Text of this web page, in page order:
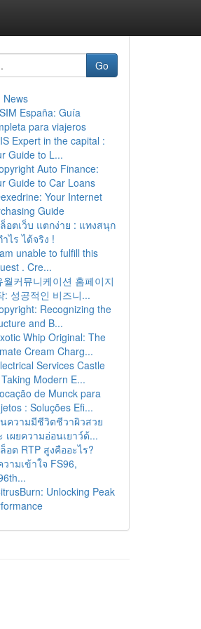
Go
News
España: Guía
para viajeros
Expert in the capital :
Guide to L...
Auto Finance:
Guide to Car Loans
Your Internet
Guide
อตเว็บ แตกง่าย : แทงสนุก
ไร ได้จริง !
unable to fulfill this
. Cre...
월커뮤니케이션 홈페이지
: 성공적인 비즈니...
Recognizing the
and B...
Whip Original: The
Cream Charg...
Services Castle
Modern E...
de Munck para
: Soluções Efi...
ความมีชีวิตชีวาผิวสวย
เผยความอ่อนเยาว์ด้...
อต RTP สูงคืออะไร?
ามเข้าใจ FS96,
Unlocking Peak